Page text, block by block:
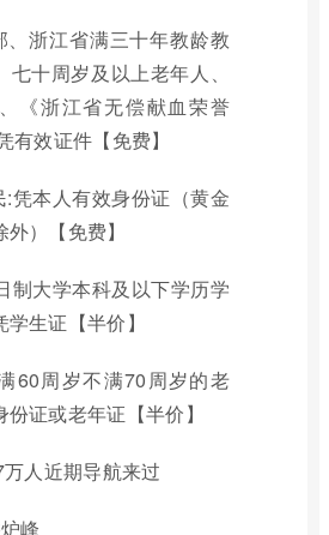
、浙江省满三十年教龄教
七十周岁及以上老年人、
《浙江省无偿献血荣誉
有效证件【免费】
:凭本人有效身份证（黄金
）【免费】
制大学本科及以下学历学
生证【半价】
60周岁不满70周岁的老
证或老年证【半价】
人近期导航来过
峰